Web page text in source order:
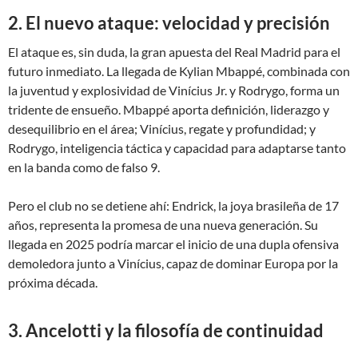
2. El nuevo ataque: velocidad y precisión
El ataque es, sin duda, la gran apuesta del Real Madrid para el
futuro inmediato. La llegada de Kylian Mbappé, combinada con
la juventud y explosividad de Vinícius Jr. y Rodrygo, forma un
tridente de ensueño. Mbappé aporta definición, liderazgo y
desequilibrio en el área; Vinícius, regate y profundidad; y
Rodrygo, inteligencia táctica y capacidad para adaptarse tanto
en la banda como de falso 9.
Pero el club no se detiene ahí: Endrick, la joya brasileña de 17
años, representa la promesa de una nueva generación. Su
llegada en 2025 podría marcar el inicio de una dupla ofensiva
demoledora junto a Vinícius, capaz de dominar Europa por la
próxima década.
3. Ancelotti y la filosofía de continuidad